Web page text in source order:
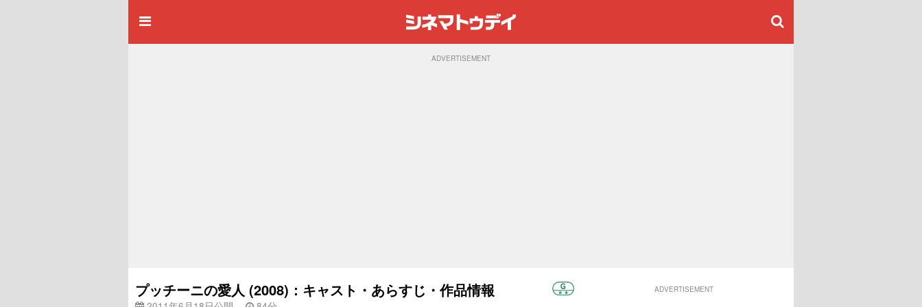
ADVERTISEMENT
プッチーニの愛人 (2008)：キャスト・あらすじ・作品情報 ADVERTISEMENT